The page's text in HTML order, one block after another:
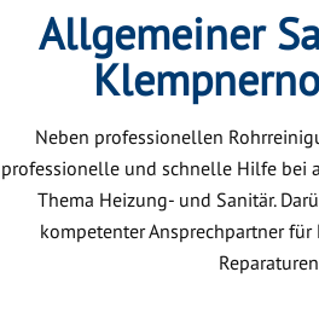
Allgemeiner
Neben professionellen
professionelle und schnelle Hilfe bei
Thema Heizung- und Sanitär.
kompetenter Ansprechpartner